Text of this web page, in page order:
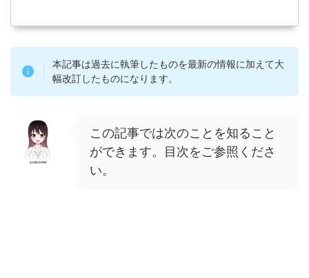
本記事は過去に執筆したものを最新の情報に加えて大
幅改訂したものになります。
この記事では次のことを知ること
ができます。目次をご参照くださ
い。